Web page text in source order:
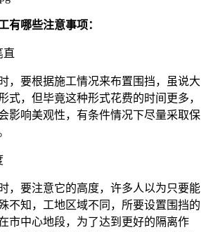
哪些注意事项：
要根据施工情况来布置围挡，虽说大
式，但毕竟这种形式花费的时间更多，
影响美观性，有条件情况下尽量采取保
要注意它的高度，许多人以为只要能
不知，工地区域不同，所要设置围挡的
市中心地段，为了达到更好的隔离作